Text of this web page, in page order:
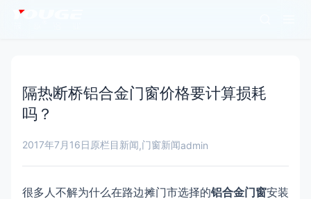
隔热断桥铝合金门窗价格要计算损耗
吗？
2017年7月16日 原栏目新闻,门窗新闻admin
很多人不解为什么在路边摊门市选择的铝合金门窗安装